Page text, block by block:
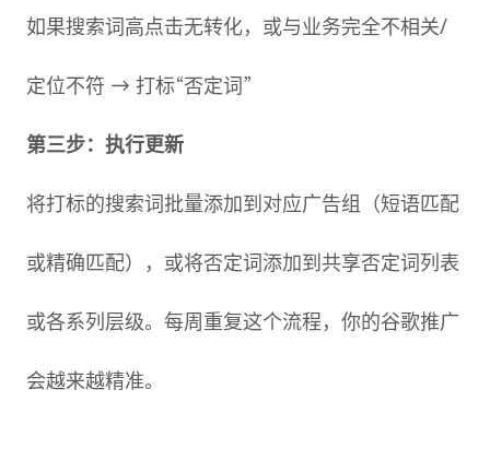
如果搜索词高点击无转化，或与业务完全不相关/
定位不符 → 打标“否定词”
第三步：执行更新
将打标的搜索词批量添加到对应广告组（短语匹配
或精确匹配），或将否定词添加到共享否定词列表
或各系列层级。每周重复这个流程，你的谷歌推广
会越来越精准。